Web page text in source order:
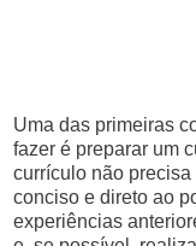
Uma das primeiras
fazer é preparar um
currículo não
conciso e direto ao
experiências